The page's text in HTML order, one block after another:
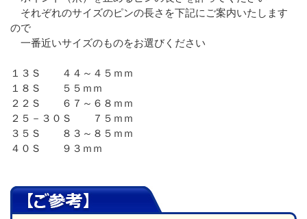
それぞれのサイズのピンの長さを下記にご案内いたします
ので
一番近いサイズのものをお選びください
１３Ｓ ４４～４５ｍｍ
１８Ｓ ５５ｍｍ
２２Ｓ ６７～６８ｍｍ
２５－３０Ｓ ７５ｍｍ
３５Ｓ ８３～８５ｍｍ
４０Ｓ ９３ｍｍ